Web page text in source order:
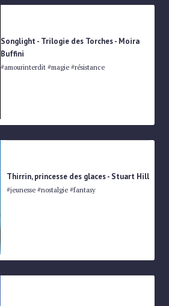
Songlight - Trilogie des Torches - Moira
Buffini
#amourinterdit #magie #résistance
Thirrin, princesse des glaces - Stuart Hill
#jeunesse #nostalgie #fantasy